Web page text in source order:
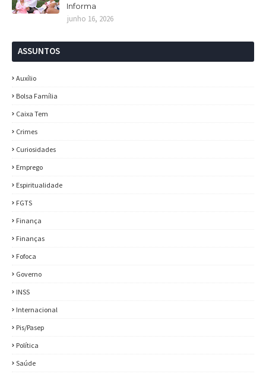
Informa
junho 16, 2026
ASSUNTOS
Auxílio
Bolsa Família
Caixa Tem
Crimes
Curiosidades
Emprego
Espiritualidade
FGTS
Finança
Finanças
Fofoca
Governo
INSS
Internacional
Pis/Pasep
Política
Saúde